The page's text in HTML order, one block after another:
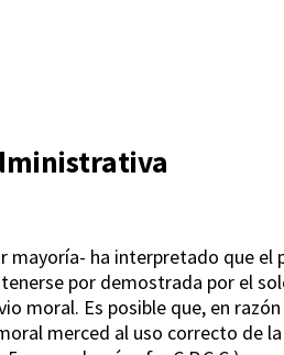
mayoría- ha interpretado que
por demostrada por el
moral. Es posible que, en
merced al uso correcto de